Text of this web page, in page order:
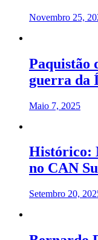
Novembro 25,
Paquistão
guerra da
Maio 7, 2025
Histórico:
no CAN
Setembro 20,